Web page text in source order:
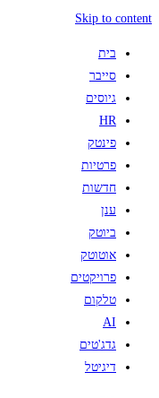
Skip to content
בית
סייבר
גיוסים
HR
פינטק
פרטיות
חדשות
ענן
ביוטק
אוטוטק
פרויקטים
טלקום
AI
גדג'טים
דיגיטל